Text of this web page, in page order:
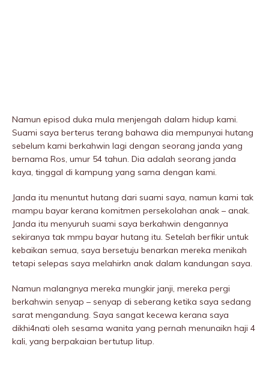
Namun episod duka mula menjengah dalam hidup kami.
Suami saya berterus terang bahawa dia mempunyai hutang
sebelum kami berkahwin lagi dengan seorang janda yang
bernama Ros, umur 54 tahun. Dia adalah seorang janda
kaya, tinggal di kampung yang sama dengan kami.
Janda itu menuntut hutang dari suami saya, namun kami tak
mampu bayar kerana komitmen persekolahan anak – anak.
Janda itu menyuruh suami saya berkahwin dengannya
sekiranya tak mmpu bayar hutang itu. Setelah berfikir untuk
kebaikan semua, saya bersetuju benarkan mereka menikah
tetapi selepas saya melahirkn anak dalam kandungan saya.
Namun maIangnya mereka mungkir janji, mereka pergi
berkahwin senyap – senyap di seberang ketika saya sedang
sarat mengandung. Saya sangat kecewa kerana saya
dikhi4nati oleh sesama wanita yang pernah menunaikn haji 4
kali, yang berpakaian bertutup litup.